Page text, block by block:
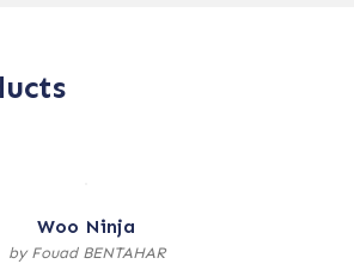
Woo Ninja
by Fouad BENTAHAR